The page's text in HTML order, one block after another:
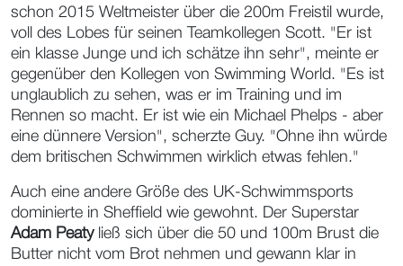
schon 2015 Weltmeister über die 200m Freistil wurde,
voll des Lobes für seinen Teamkollegen Scott. "Er ist
ein klasse Junge und ich schätze ihn sehr", meinte er
gegenüber den Kollegen von Swimming World. "Es ist
unglaublich zu sehen, was er im Training und im
Rennen so macht. Er ist wie ein Michael Phelps - aber
eine dünnere Version", scherzte Guy. "Ohne ihn würde
dem britischen Schwimmen wirklich etwas fehlen."
Auch eine andere Größe des UK-Schwimmsports
dominierte in Sheffield wie gewohnt. Der Superstar
Adam Peatyließ sich über die 50 und 100m Brust die
Butter nicht vom Brot nehmen und gewann klar in